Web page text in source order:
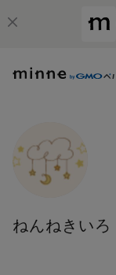
ねんねきいろ